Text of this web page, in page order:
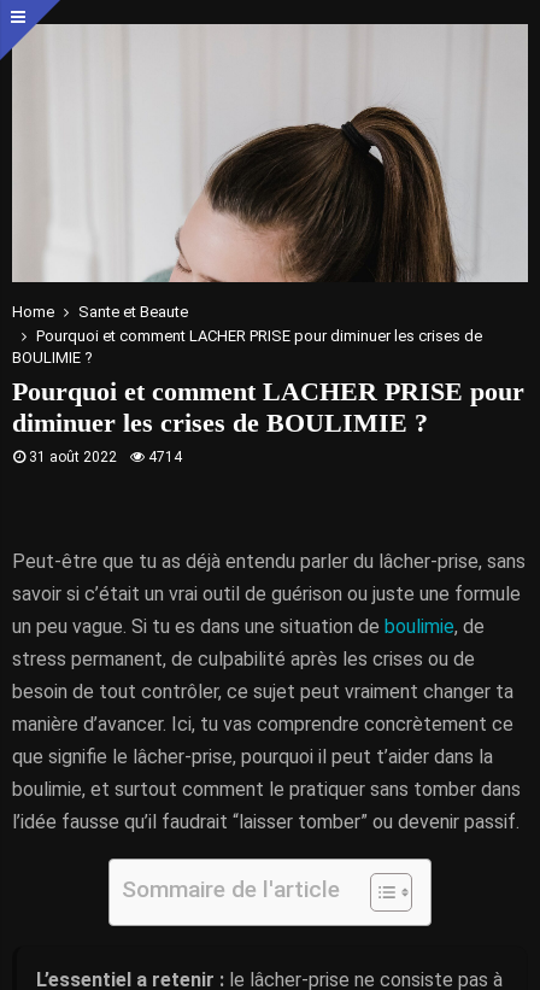
Home
Sante et Beaute
Pourquoi et comment LACHER PRISE pour diminuer les crises de
BOULIMIE ?
Pourquoi et comment LACHER PRISE pour
diminuer les crises de BOULIMIE ?
31 août 2022 4714
Peut-être que tu as déjà entendu parler du lâcher-prise, sans
savoir si c’était un vrai outil de guérison ou juste une formule
un peu vague. Si tu es dans une situation de boulimie, de
stress permanent, de culpabilité après les crises ou de
besoin de tout contrôler, ce sujet peut vraiment changer ta
manière d’avancer. Ici, tu vas comprendre concrètement ce
que signifie le lâcher-prise, pourquoi il peut t’aider dans la
boulimie, et surtout comment le pratiquer sans tomber dans
l’idée fausse qu’il faudrait “laisser tomber” ou devenir passif.
Sommaire de l'article
L’essentiel a retenir : le lâcher-prise ne consiste pas à